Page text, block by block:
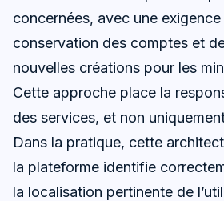
concernées, avec une
conservation des comptes et
nouvelles créations pour les
Cette approche place la
des services, et non
Dans la pratique, cette
la plateforme identifie
la localisation pertinente de